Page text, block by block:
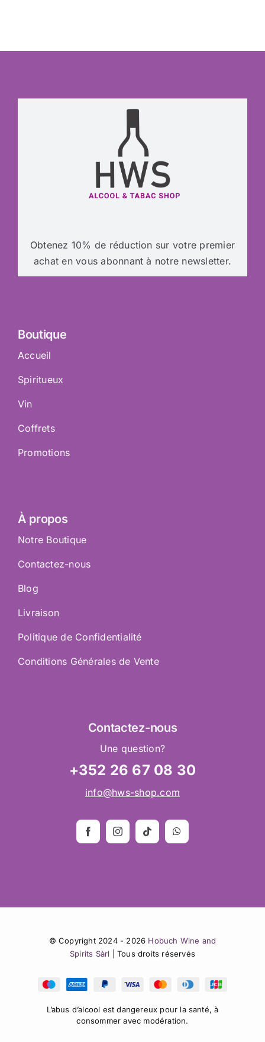
Obtenez 10% de réduction sur votre premier
achat en vous abonnant à notre newsletter.
Boutique
Accueil
Spiritueux
Vin
Coffrets
Promotions
À propos
Notre Boutique
Contactez-nous
Blog
Livraison
Politique de Confidentialité
Conditions Générales de Vente
Contactez-nous
Une question?
+352 26 67 08 30
info@hws-shop.com
© Copyright 2024 - 2026 Hobuch Wine and
Spirits Sàrl | Tous droits réservés
L’abus d’alcool est dangereux pour la santé, à
consommer avec modération.